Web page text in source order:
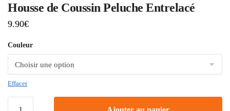
Housse de Coussin Peluche Entrelacé
9.90€
Couleur
Effacer